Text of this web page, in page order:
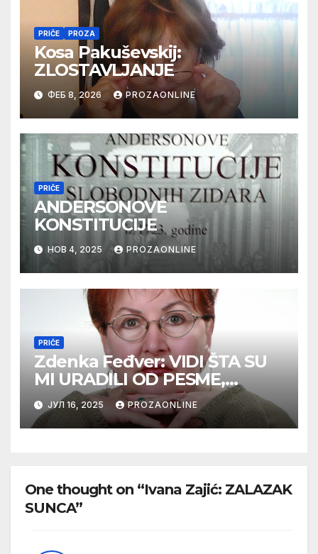
PRIČE PROZA
Kosa Pakuševskij:
ZLOSTAVLJANJE
ФЕБ 8, 2026 PROZAONLINE
PRIČE
ANDERSONOVE
KONSTITUCIJE
НОВ 4, 2025 PROZAONLINE
PRIČE
Zdenka Feđver: VIDI ŠTA SU
MI URADILI OD PESME,
MAMA*
ЈУЛ 16, 2025 PROZAONLINE
One thought on “Ivana Zajić: ZALAZAK
SUNCA”